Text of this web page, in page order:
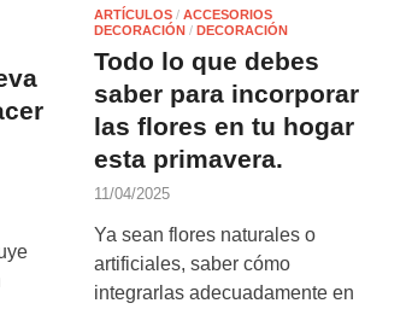
ARTÍCULOS / ACCESORIOS
DECORACIÓN / DECORACIÓN
Todo lo que debes
saber para incorporar
las flores en tu hogar
esta primavera.
11/04/2025
Ya sean flores naturales o
artificiales, saber cómo
integrarlas adecuadamente en